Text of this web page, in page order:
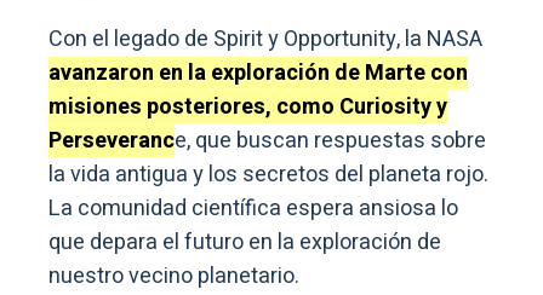
Con el legado de Spirit y Opportunity, la NASA
avanzaron en la exploración de Marte con
misiones posteriores, como Curiosity y
Perseverance, que buscan respuestas sobre
la vida antigua y los secretos del planeta rojo.
La comunidad científica espera ansiosa lo
que depara el futuro en la exploración de
nuestro vecino planetario.